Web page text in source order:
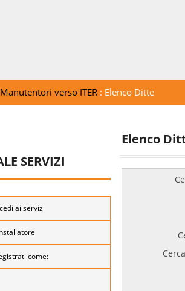
verso ITER: Elenco Ditte
SERVIZI
ai servizi
come:
Elenco